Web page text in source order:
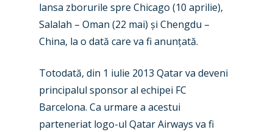
lansa zborurile spre Chicago (10 aprilie),
Salalah – Oman (22 mai) și Chengdu –
China, la o dată care va fi anunțată.
Totodată, din 1 iulie 2013 Qatar va deveni
principalul sponsor al echipei FC
Barcelona. Ca urmare a acestui
parteneriat logo-ul Qatar Airways va fi
Industry
Accidents / Incidents
Airshows
Dubai 2025
Paris 2025
Farnborough 2024
Business Jets
Military
Trip Reports